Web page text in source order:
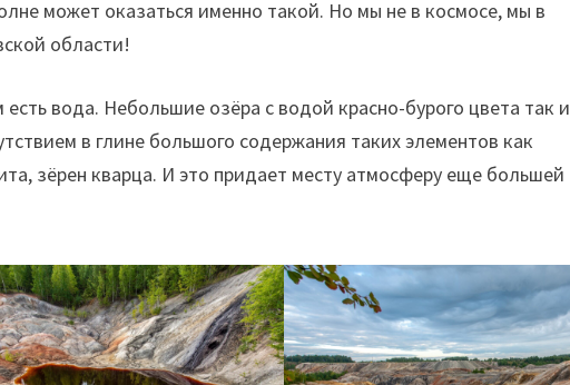
может оказаться именно такой. Но мы не в космосе, мы в
области!
вода. Небольшие озёра с водой красно-бурого цвета так и
в глине большого содержания таких элементов как
зёрен кварца. И это придает месту атмосферу еще большей